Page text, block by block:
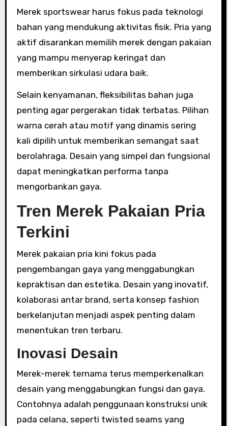
Merek sportswear harus fokus pada teknologi
bahan yang mendukung aktivitas fisik. Pria yang
aktif disarankan memilih merek dengan pakaian
yang mampu menyerap keringat dan
memberikan sirkulasi udara baik.
Selain kenyamanan, fleksibilitas bahan juga
penting agar pergerakan tidak terbatas. Pilihan
warna cerah atau motif yang dinamis sering
kali dipilih untuk memberikan semangat saat
berolahraga. Desain yang simpel dan fungsional
dapat meningkatkan performa tanpa
mengorbankan gaya.
Tren Merek Pakaian Pria
Terkini
Merek pakaian pria kini fokus pada
pengembangan gaya yang menggabungkan
kepraktisan dan estetika. Desain yang inovatif,
kolaborasi antar brand, serta konsep fashion
berkelanjutan menjadi aspek penting dalam
menentukan tren terbaru.
Inovasi Desain
Merek-merek ternama terus memperkenalkan
desain yang menggabungkan fungsi dan gaya.
Contohnya adalah penggunaan konstruksi unik
pada celana, seperti twisted seams yang